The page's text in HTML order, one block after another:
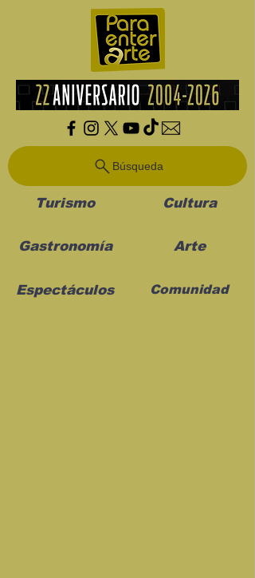
Búsqueda
Turismo Cultura
Gastronomía Arte
Espectáculos Comunidad